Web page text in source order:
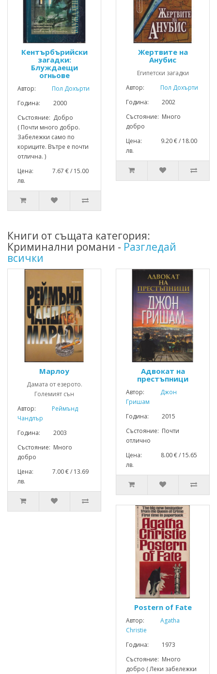
Кентърбърийски
загадки:
Блуждаещи
огньове
Автор:
Пол Дохърти
Година: 2000
Състояние: Добро
( Почти много добро.
Забележки само по
кориците. Вътре е почти
отлична. )
Цена: 7.67 € / 15.00
лв.
Жертвите на
Анубис
Египетски загадки
Автор:
Пол Дохърти
Година: 2002
Състояние: Много
добро
Цена: 9.20 € / 18.00
лв.
Книги от същата категория:
Криминални романи - Разгледай
всички
Марлоу
Дамата от езерото.
Големият сън
Автор:
Реймънд
Чандлър
Година: 2003
Състояние: Много
добро
Цена: 7.00 € / 13.69
лв.
Адвокат на
престъпници
Автор:
Джон
Гришам
Година: 2015
Състояние: Почти
отлично
Цена: 8.00 € / 15.65
лв.
Postern of Fate
Автор:
Agatha
Christie
Година: 1973
Състояние: Много
добро ( Леки забележки